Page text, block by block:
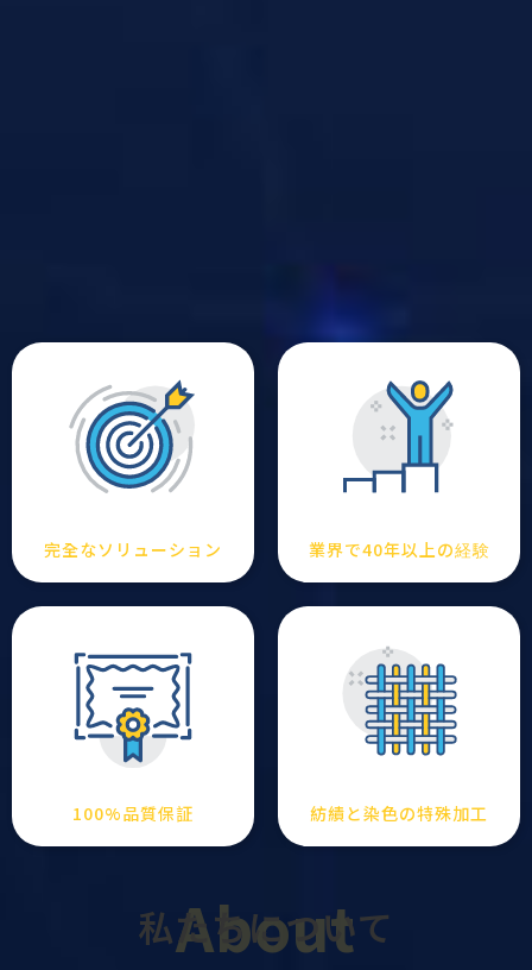
私たちについて
About
完全なソリューション 業界で40年以上の経験
100%品質保証 紡績と染色の特殊加工